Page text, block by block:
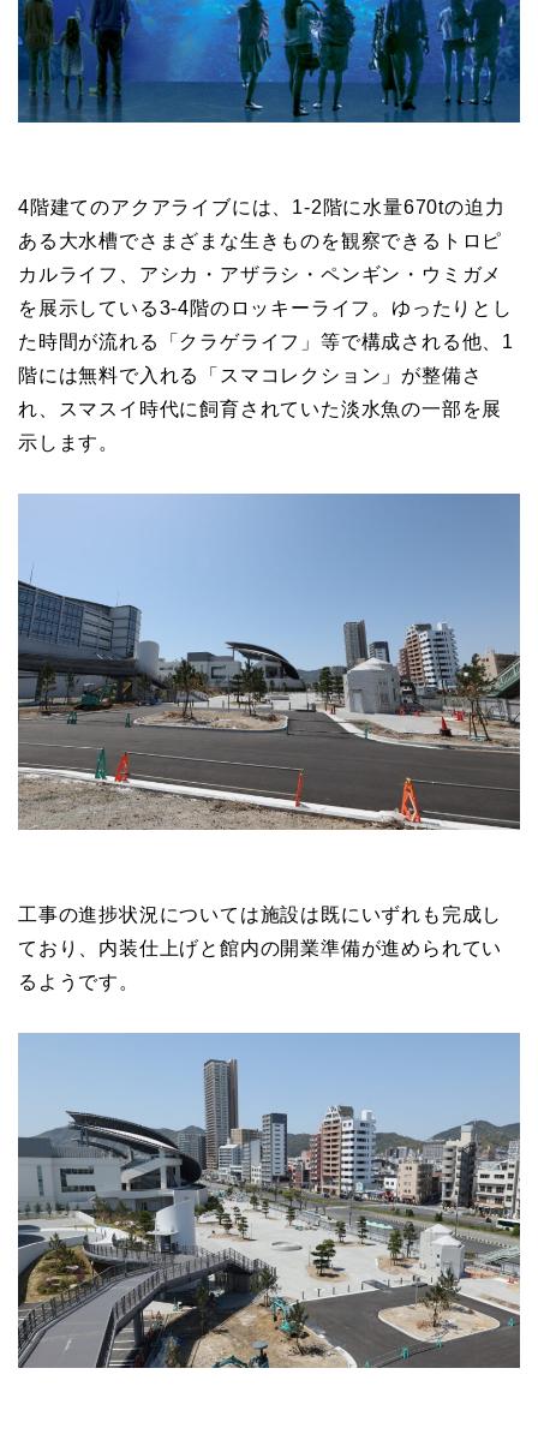
4階建てのアクアライブには、1-2階に水量670tの迫力
ある大水槽でさまざまな生きものを観察できるトロピ
カルライフ、アシカ・アザラシ・ペンギン・ウミガメ
を展示している3-4階のロッキーライフ。ゆったりとし
た時間が流れる「クラゲライフ」等で構成される他、1
階には無料で入れる「スマコレクション」が整備さ
れ、スマスイ時代に飼育されていた淡水魚の一部を展
示します。
工事の進捗状況については施設は既にいずれも完成し
ており、内装仕上げと館内の開業準備が進められてい
るようです。